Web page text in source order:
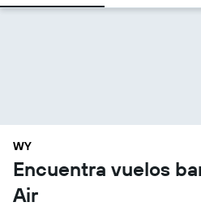
WY
Encuentra vuelos
Air